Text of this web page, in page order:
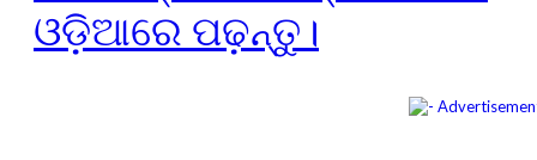
ଓଡ଼ିଆରେ ପଢ଼ନ୍ତୁ।